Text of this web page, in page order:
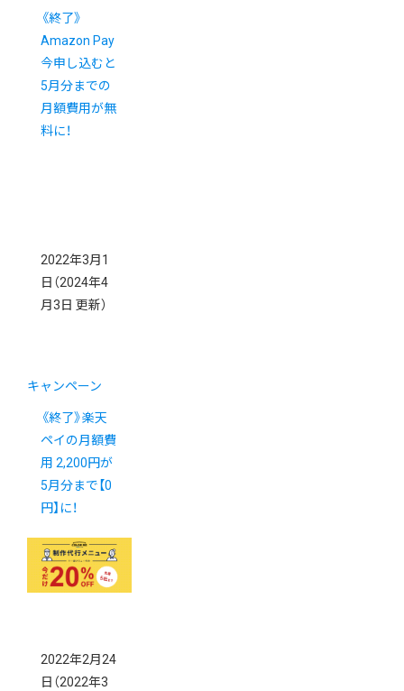
《終了》
Amazon Pay
今申し込むと
5月分までの
月額費用が無
料に！
2022年3月1
日 （2024年4
月3日 更新）
キャンペーン
《終了》楽天
ペイの月額費
用 2,200円が
5月分まで【0
円】に！
2022年2月24
日 （2022年3